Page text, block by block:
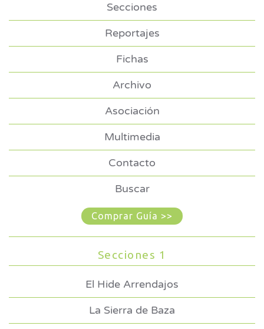
Secciones
Reportajes
Fichas
Archivo
Asociación
Multimedia
Contacto
Buscar
Comprar Guía >>
Secciones 1
El Hide Arrendajos
La Sierra de Baza